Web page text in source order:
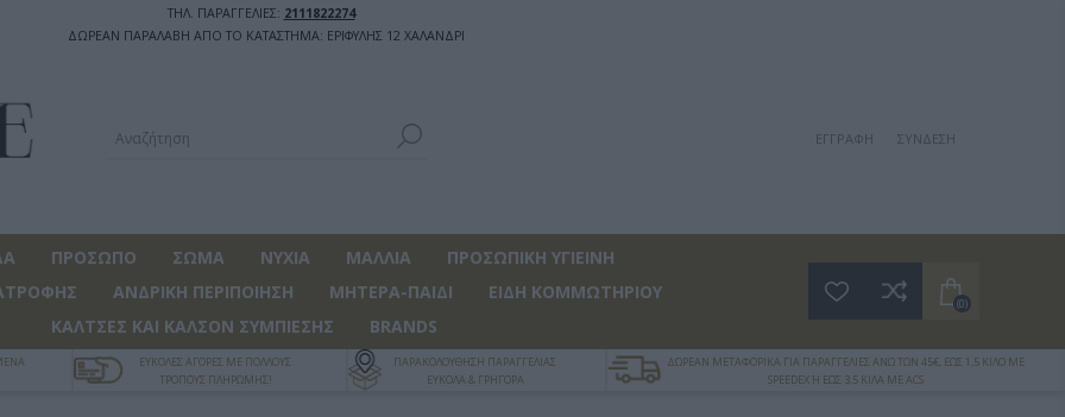
ΤΗΛ. ΠΑΡΑΓΓΕΛΙΕΣ: 2111822274
ΔΩΡΕΑΝ ΠΑΡΑΛΑΒΗ ΑΠΟ ΤΟ ΚΑΤΑΣΤΗΜΑ: ΕΡΙΦΥΛΗΣ 12 ΧΑΛΑΝΔΡΙ
ΕΓΓΡΑΦΉ ΣΎΝΔΕΣΗ
ΠΡΟΣΩΠΟ ΣΩΜΑ ΝΥΧΙΑ ΜΑΛΛΙΑ
ΠΡΟΣΩΠΙΚΗ ΥΓΙΕΙΝΗ
ΑΝΔΡΙΚΗ ΠΕΡΙΠΟΙΗΣΗ ΜΗΤΕΡΑ-ΠΑΙΔΙ
ΕΙΔΗ ΚΟΜΜΩΤΗΡΙΟΥ
ΚΑΛΤΣΕΣ ΚΑΙ ΚΑΛΣΟΝ ΣΥΜΠΙΕΣΗΣ
BRANDS
(0)
ΕΥΚΟΛΕΣ ΑΓΟΡΕΣ ΜΕ ΠΟΛΛΟΥΣ
ΤΡΟΠΟΥΣ ΠΛΗΡΩΜΗΣ!
ΠΑΡΑΚΟΛΟΥΘΗΣΗ ΠΑΡΑΓΓΕΛΙΑΣ
ΕΥΚΟΛΑ & ΓΡΗΓΟΡΑ
ΔΩΡΕΑΝ ΜΕΤΑΦΟΡΙΚΑ ΓΙΑ ΠΑΡΑΓΓΕΛΙΕΣ ΑΝΩ ΤΩΝ 45€, ΕΩΣ 1,5 ΚΙΛΟ ΜΕ
SPEEDEX Ή ΕΩΣ 3,5 ΚΙΛΑ ΜΕ ACS